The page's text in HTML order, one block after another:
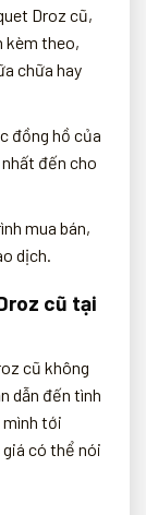
Droz cũ,
kèm theo,
chữa hay
đồng hồ của
đến cho
mua bán,
dịch.
cũ tại
cũ không
dẫn đến tình
mình tới
có thể nói